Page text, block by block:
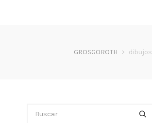
GROSGOROTH > dibujos